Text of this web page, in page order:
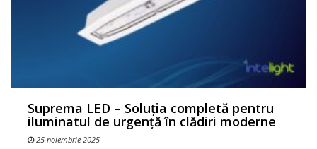
Suprema LED – Soluția completă pentru
iluminatul de urgență în clădiri moderne
25 noiembrie 2025